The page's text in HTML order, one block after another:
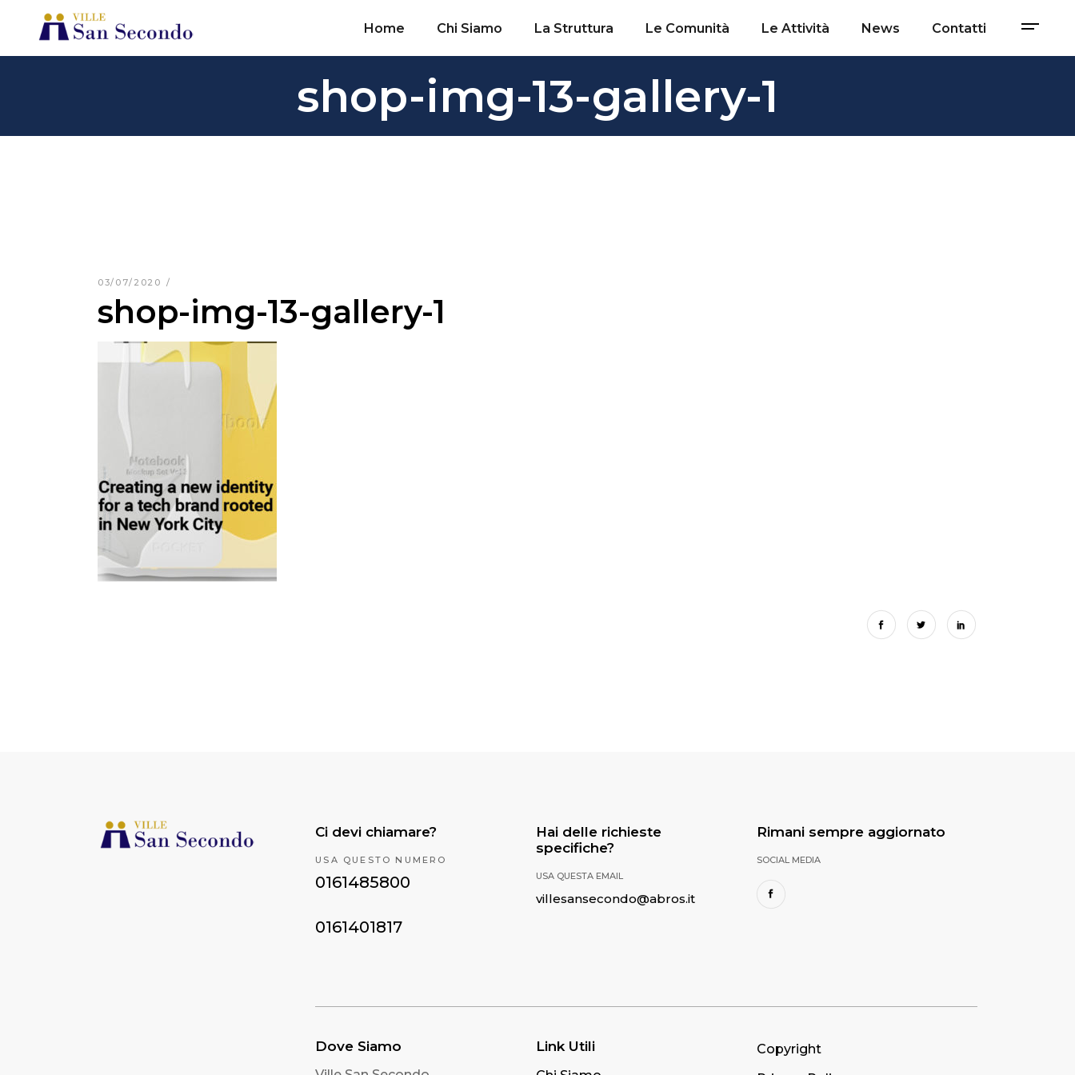
Home Chi Siamo La Struttura Le Comunità Le Attività News Contatti
shop-img-13-gallery-1
03/07/2020
shop-img-13-gallery-1
Ci devi chiamare?
USA QUESTO NUMERO
0161485800
0161401817
Hai delle richieste
specifiche?
USA QUESTA EMAIL
villesansecondo@abros.it
Rimani sempre aggiornato
SOCIAL MEDIA
Dove Siamo Link Utili
Copyright